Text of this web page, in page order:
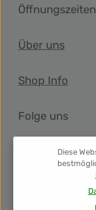
Öffnungszeiten
Über uns
Shop Info
Folge uns
Newsletter
Unsere
Diese